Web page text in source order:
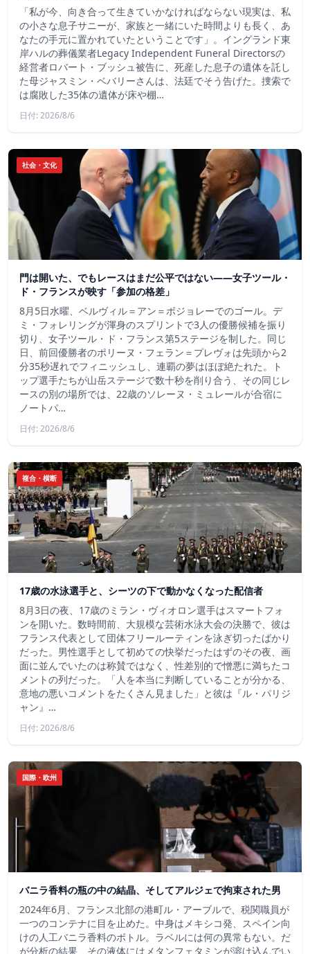
「私が今、向き合って生きていかなければならない現実は、私
の小さな息子サニーが、家族と一緒にいた時間よりも長く、あ
なたの手元に置かれていたということです」。イングランド東
岸ハルの葬儀業者Legacy Independent Funeral Directorsの
経営者ロバート・ブッシュ被告に、死産した息子の遺体を託し
た母ジャスミン・ベバリーさんは、法廷でそう告げた。捜索で
は腐敗した35体の遺体が床や棚…
日付: 2026/8/6
社会・文化
門は開いた、でもレースはまだ公平ではない――女子ツール・
ド・フランスが映す「参加の格差」
8月5日水曜、ベルヴィル＝アン＝ボジョレーでのゴール。デ
ミ・フォレリングが渾身のスプリントで3人の優勝候補を振り
切り、女子ツール・ド・フランス第5ステージを制した。同じ
日、前回優勝者のポリーヌ・フェラン＝プレヴォは先頭から2
分35秒遅れでフィニッシュし、連覇の夢はほぼ絶たれた。ト
ップ選手たちが山岳ステージで数十秒を削り合う、その同じレ
ースの別の場所では、22歳のソレーヌ・ミュレールが合宿に
ノートパ…
日付: 2026/8/6
複合・横断
17歳の水泳選手と、シーツの下で動かなくなった配信者
8月3日の夜、17歳のミラン・ヴィオロン選手はスマートフォ
ンを開いた。数時間前、大規模な芸術水泳大会の決勝で、彼は
フランス代表として団体フリールーティンを泳ぎ切ったばかり
だった。男性選手として初めての快挙だったはずのその夜、画
面に並んでいたのは称賛ではなく、性差別的で憎悪に満ちたコ
メントの列だった。「人を本当に判断していることが分かる、
意地の悪いコメントをたくさん見ました」と彼は『ル・パリジ
ャン』…
日付: 2026/8/6
国際・欧州
バニラ香料の瓶の中の結晶、そしてアルジェで拘束された男
2024年6月、フランス北部の港町ル・アーブルで、税関職員が
一つのコンテナに目を止めた。中身はメキシコ発、スペイン向
けの人工バニラ香料のボトル。ラベルには何の異常もない。だ
が分析の結果、その液体にはメタンフェタミンが溶け込んでい